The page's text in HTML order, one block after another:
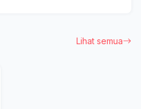
Lihat semua